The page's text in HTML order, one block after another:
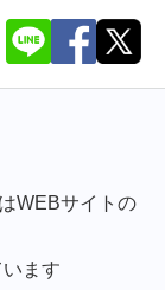
WEBサイトの
ます